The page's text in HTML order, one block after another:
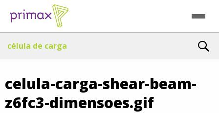
célula de carga
celula-carga-shear-beam-
z6fc3-dimensoes.gif